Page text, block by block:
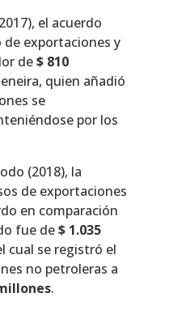
el acuerdo
exportaciones y
de$ 810
quien añadió
se
por los
(2018), la
de exportaciones
en comparación
fue de$ 1.035
cual se registró el
no petroleras a
.